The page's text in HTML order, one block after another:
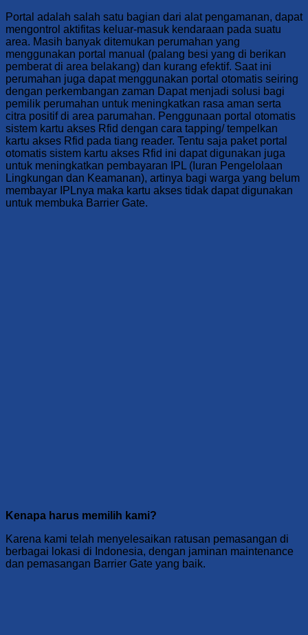
Portal adalah salah satu bagian dari alat pengamanan, dapat
mengontrol aktifitas keluar-masuk kendaraan pada suatu
area. Masih banyak ditemukan perumahan yang
menggunakan portal manual (palang besi yang di berikan
pemberat di area belakang) dan kurang efektif. Saat ini
perumahan juga dapat menggunakan portal otomatis seiring
dengan perkembangan zaman Dapat menjadi solusi bagi
pemilik perumahan untuk meningkatkan rasa aman serta
citra positif di area parumahan. Penggunaan portal otomatis
sistem kartu akses Rfid dengan cara tapping/ tempelkan
kartu akses Rfid pada tiang reader. Tentu saja paket portal
otomatis sistem kartu akses Rfid ini dapat digunakan juga
untuk meningkatkan pembayaran IPL (Iuran Pengelolaan
Lingkungan dan Keamanan), artinya bagi warga yang belum
membayar IPLnya maka kartu akses tidak dapat digunakan
untuk membuka Barrier Gate.
Kenapa harus memilih kami?
Karena kami telah menyelesaikan ratusan pemasangan di
berbagai lokasi di Indonesia, dengan jaminan maintenance
dan pemasangan Barrier Gate yang baik.